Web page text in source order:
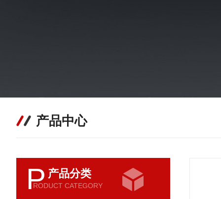
产品中心
P 产品分类
RODUCT CATEGORY